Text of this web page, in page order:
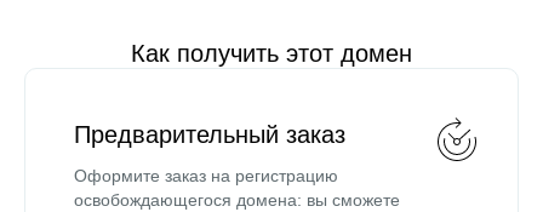
Как получить этот домен
Предварительный заказ
Оформите заказ на регистрацию
освобождающегося домена: вы сможете